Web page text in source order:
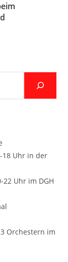
18 Uhr in der
Uhr im DGH
Orchestern im